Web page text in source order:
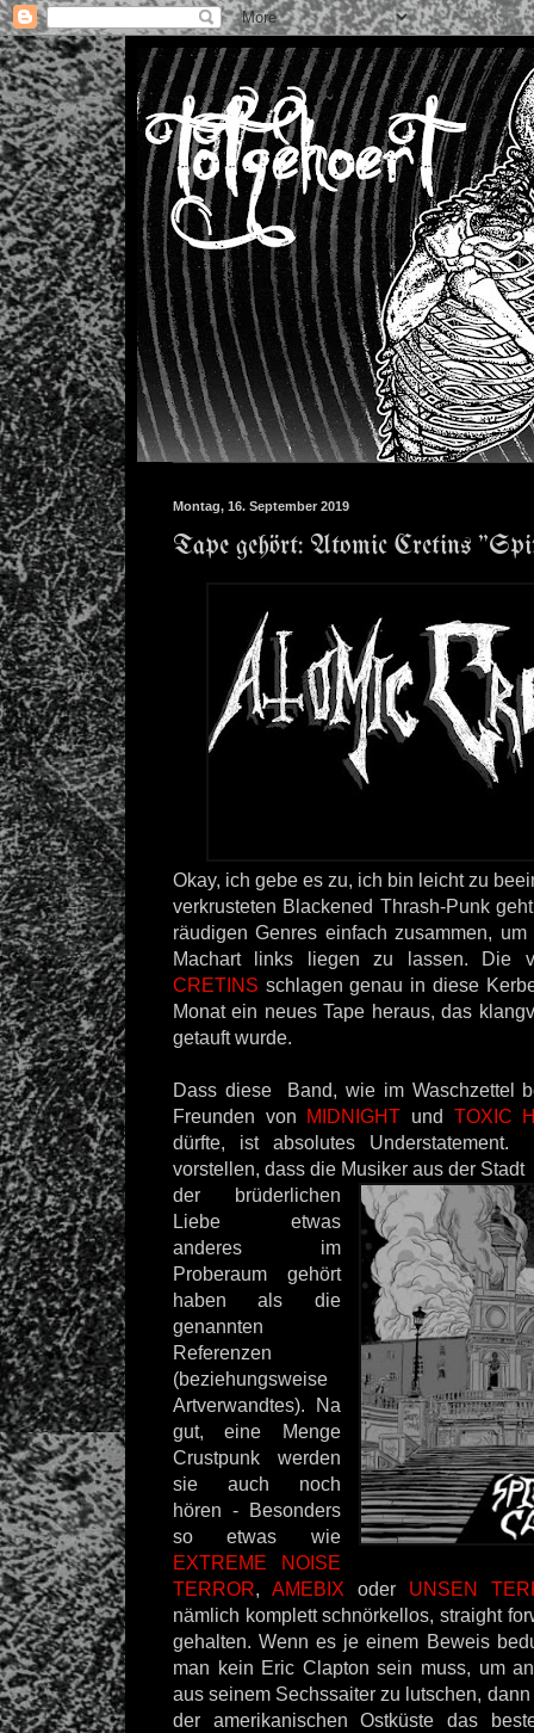
Montag, 16. September 2019
Tape gehört: Atomic Cretins
Okay, ich gebe es zu, ich bin leicht zu
verkrusteten Blackened Thrash-Punk
räudigen Genres einfach zusammen,
Machart links liegen zu lassen. Die
CRETINS schlagen genau in diese
Monat ein neues Tape heraus, das
getauft wurde.
Dass diese Band, wie im Waschzettel
Freunden von MIDNIGHT und TOXIC
dürfte, ist absolutes
vorstellen, dass die Musiker aus der Stadt
der brüderlichen
Liebe etwas
anderes im
Proberaum gehört
haben als die
genannten
Referenzen
(beziehungsweise
Artverwandtes). Na
gut, eine Menge
Crustpunk werden
sie auch noch
hören - Besonders
so etwas wie
EXTREME NOISE
TERROR, AMEBIX oder UNSEN
nämlich komplett schnörkellos, straight
gehalten. Wenn es je einem Beweis
man kein Eric Clapton sein muss, um
aus seinem Sechssaiter zu lutschen,
der amerikanischen Ostküste das